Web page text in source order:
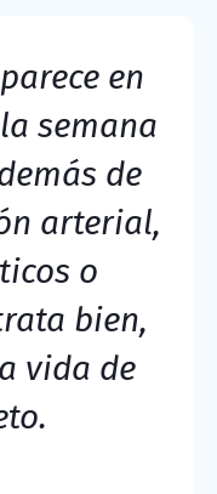
en
semana
de
arterial,
o
bien,
vida de